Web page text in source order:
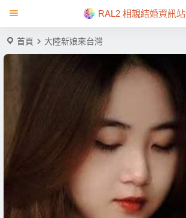
RAL2 相親結婚資訊站
首頁 大陸新娘來台灣